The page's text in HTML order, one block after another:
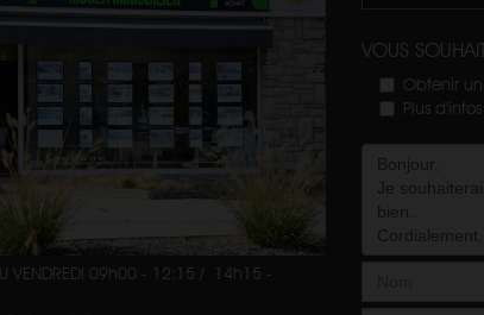
VENDREDI 09h00 - 12:15 / 14h15 -
VOUS
Obtenir un
Plus d'infos